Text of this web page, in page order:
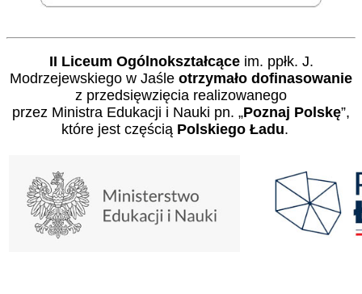
II Liceum Ogólnokształcąceim. ppłk. J.
Modrzejewskiego w Jaśle otrzymało dofinasowanie
z przedsięwzięcia realizowanego
przez Ministra Edukacji i Nauki pn. „Poznaj Polskę”,
które jest częścią Polskiego Ładu.